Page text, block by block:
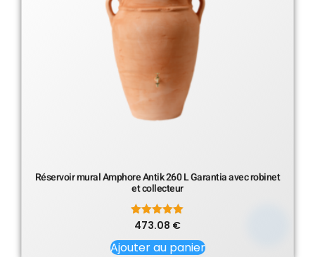
Réservoir mural Amphore Antik 260 L Garantia avec robinet
et collecteur
Note
sur 5
473.08 €
Ajouter au panier